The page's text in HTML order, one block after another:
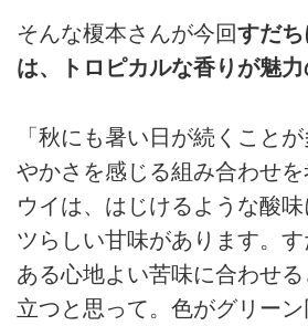
そんな榎本さんが今回すだ
は、トロピカルな香りが魅
「秋にも暑い日が続くこと
やかさを感じる組み合わせ
ウイは、はじけるような酸
ツらしい甘味があります。
ある心地よい苦味に合わせ
立つと思って。色がグリー